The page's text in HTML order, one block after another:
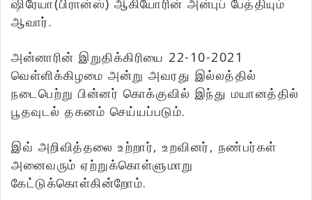
ஷிரேயா(பிரான்ஸ்) ஆகியோரின் அன்புப் பேத்தியும்
ஆவார்.
அன்னாரின் இறுதிக்கிரியை 22-10-2021
வெள்ளிக்கிழமை அன்று அவரது இல்லத்தில்
நடைபெற்று பின்னர் கொக்குவில் இந்து மயானத்தில்
பூதவுடல் தகனம் செய்யப்படும்.
இவ் அறிவித்தலை உற்றார், உறவினர், நண்பர்கள்
அனைவரும் ஏற்றுக்கொள்ளுமாறு
கேட்டுக்கொள்கின்றோம்.